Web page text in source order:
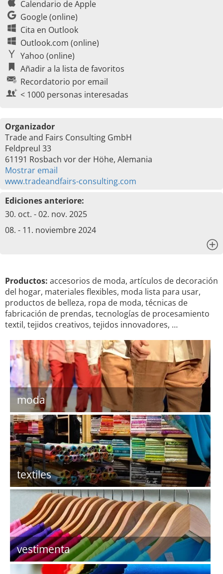
Calendario de Apple
Google (online)
Cita en Outlook
Outlook.com (online)
Yahoo (online)
Añadir a la lista de favoritos
Recordatorio por email
< 1000 personas interesadas
Organizador
Trade and Fairs Consulting GmbH
Feldpreul 33
61191 Rosbach vor der Höhe, Alemania
Mostrar email
www.tradeandfairs-consulting.com
Ediciones anteriore:
30. oct. - 02. nov. 2025
08. - 11. noviembre 2024
Productos: accesorios de moda, artículos de decoración
del hogar, materiales flexibles, moda lista para usar,
productos de belleza, ropa de moda, técnicas de
fabricación de prendas, tecnologías de procesamiento
textil, tejidos creativos, tejidos innovadores, …
moda
textiles
vestimenta